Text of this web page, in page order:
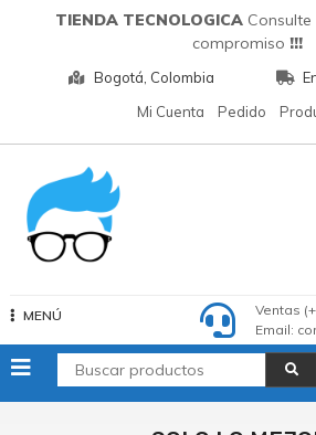
TIENDA TECNOLOGICAConsulte
compromiso !!!
Bogotá, Colombia
Mi Cuenta
Pedido
MENÚ
Ventas
Email: